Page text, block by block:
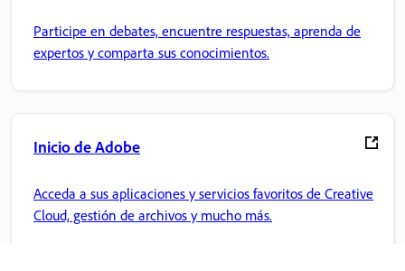
Participe en debates, encuentre respuestas, aprenda de
expertos y comparta sus conocimientos.
Inicio de Adobe
Acceda a sus aplicaciones y servicios favoritos de Creative
Cloud, gestión de archivos y mucho más.